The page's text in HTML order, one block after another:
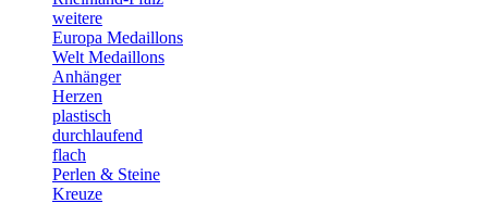
weitere
Europa Medaillons
Welt Medaillons
Anhänger
Herzen
plastisch
durchlaufend
flach
Perlen & Steine
Kreuze